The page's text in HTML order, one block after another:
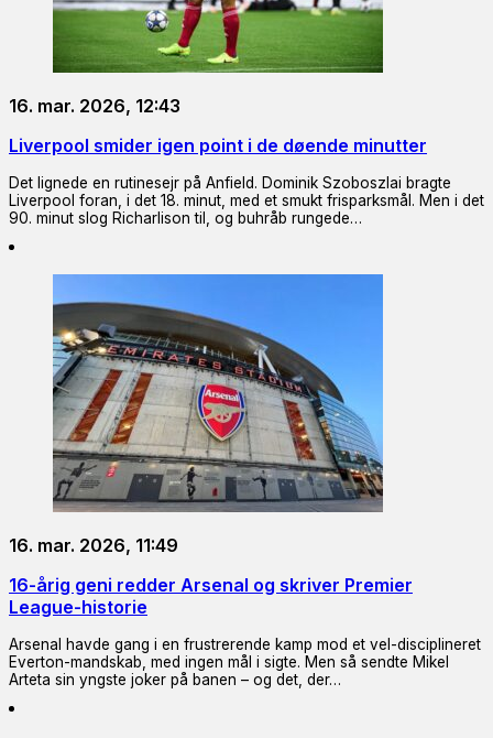
16. mar. 2026, 12:43
Liverpool smider igen point i de døende minutter
Det lignede en rutinesejr på Anfield. Dominik Szoboszlai bragte
Liverpool foran, i det 18. minut, med et smukt frisparksmål. Men i det
90. minut slog Richarlison til, og buhråb rungede…
16. mar. 2026, 11:49
16-årig geni redder Arsenal og skriver Premier
League-historie
Arsenal havde gang i en frustrerende kamp mod et vel-disciplineret
Everton-mandskab, med ingen mål i sigte. Men så sendte Mikel
Arteta sin yngste joker på banen – og det, der…